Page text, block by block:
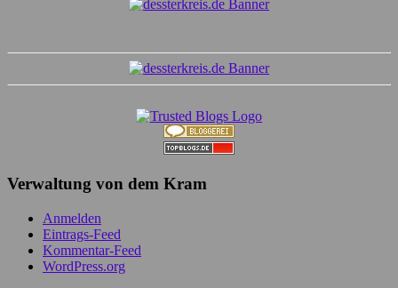
Verwaltung von dem Kram
Anmelden
Eintrags-Feed
Kommentar-Feed
WordPress.org